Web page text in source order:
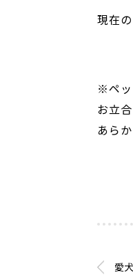
現在
※ペッ
お立
あら
愛